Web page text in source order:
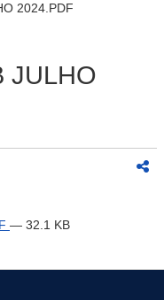
2024.PDF
JULHO
— 32.1 KB